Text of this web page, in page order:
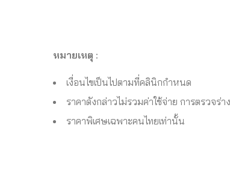
หมายเหตุ :
เงื่อนไขเป็นไปตามที่คลินิกกำหนด
ราคาดังกล่าวไม่รวมค่าใช้จ่าย การตรวจ
ราคาพิเศษเฉพาะคนไทยเท่านั้น